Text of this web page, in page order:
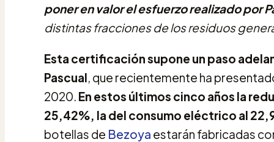
poner en valor el esfuerzo realizado por
distintas fracciones de los residuos
Esta certificación supone un paso
Pascual, que recientemente ha
2020. En estos últimos cinco años la
25,42%, la del consumo eléctrico al
botellas de Bezoya estarán fabricadas